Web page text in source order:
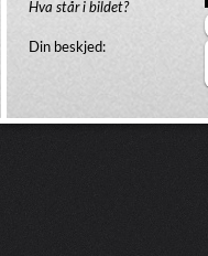
Hva står i bildet?
Din beskjed: